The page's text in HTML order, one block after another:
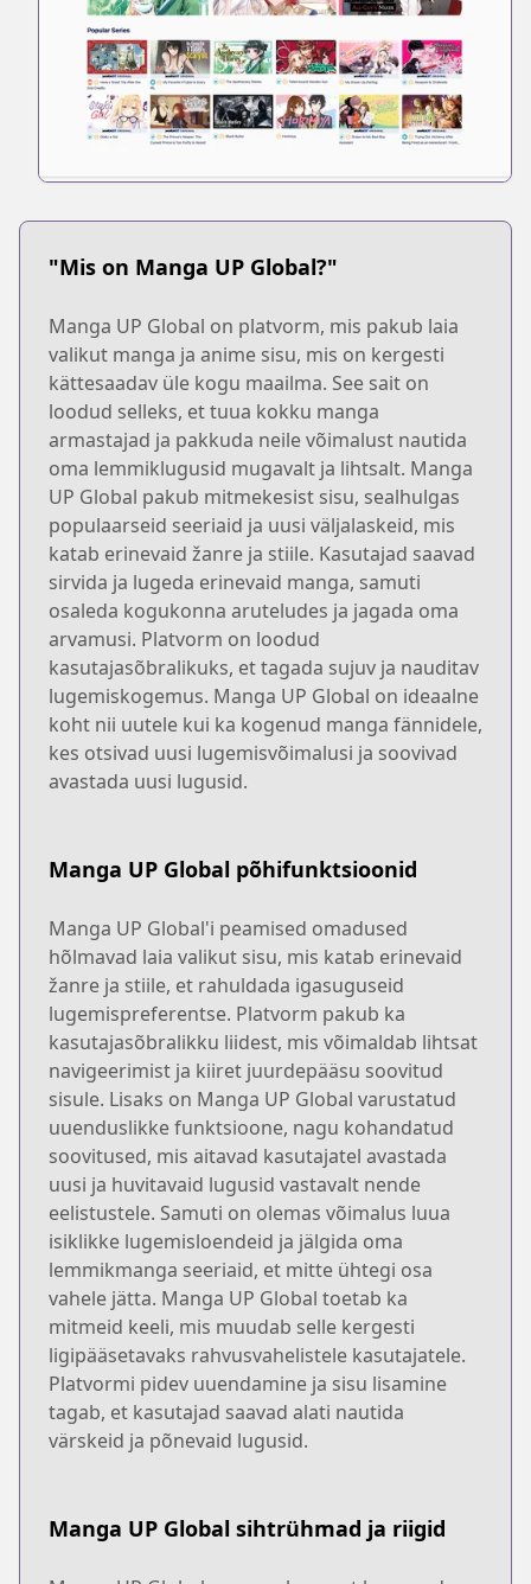
"Mis on Manga UP Global?"
Manga UP Global on platvorm, mis pakub laia
valikut manga ja anime sisu, mis on kergesti
kättesaadav üle kogu maailma. See sait on
loodud selleks, et tuua kokku manga
armastajad ja pakkuda neile võimalust nautida
oma lemmiklugusid mugavalt ja lihtsalt. Manga
UP Global pakub mitmekesist sisu, sealhulgas
populaarseid seeriaid ja uusi väljalaskeid, mis
katab erinevaid žanre ja stiile. Kasutajad saavad
sirvida ja lugeda erinevaid manga, samuti
osaleda kogukonna aruteludes ja jagada oma
arvamusi. Platvorm on loodud
kasutajasõbralikuks, et tagada sujuv ja nauditav
lugemiskogemus. Manga UP Global on ideaalne
koht nii uutele kui ka kogenud manga fännidele,
kes otsivad uusi lugemisvõimalusi ja soovivad
avastada uusi lugusid.
Manga UP Global põhifunktsioonid
Manga UP Global'i peamised omadused
hõlmavad laia valikut sisu, mis katab erinevaid
žanre ja stiile, et rahuldada igasuguseid
lugemispreferentse. Platvorm pakub ka
kasutajasõbralikku liidest, mis võimaldab lihtsat
navigeerimist ja kiiret juurdepääsu soovitud
sisule. Lisaks on Manga UP Global varustatud
uuenduslikke funktsioone, nagu kohandatud
soovitused, mis aitavad kasutajatel avastada
uusi ja huvitavaid lugusid vastavalt nende
eelistustele. Samuti on olemas võimalus luua
isiklikke lugemisloendeid ja jälgida oma
lemmikmanga seeriaid, et mitte ühtegi osa
vahele jätta. Manga UP Global toetab ka
mitmeid keeli, mis muudab selle kergesti
ligipääsetavaks rahvusvahelistele kasutajatele.
Platvormi pidev uuendamine ja sisu lisamine
tagab, et kasutajad saavad alati nautida
värskeid ja põnevaid lugusid.
Manga UP Global sihtrühmad ja riigid